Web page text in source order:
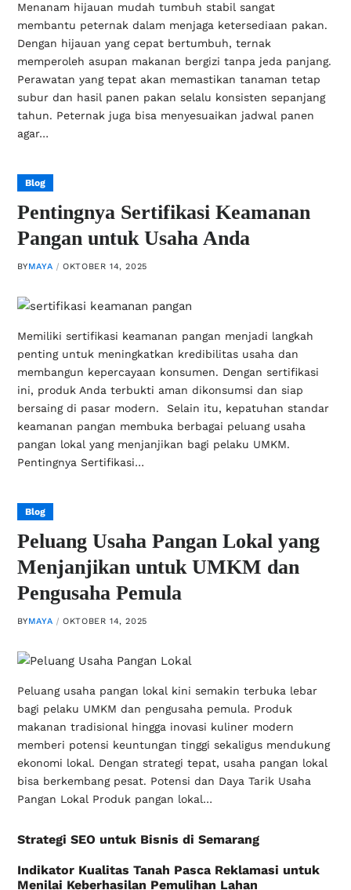
Menanam hijauan mudah tumbuh stabil sangat
membantu peternak dalam menjaga ketersediaan pakan.
Dengan hijauan yang cepat bertumbuh, ternak
memperoleh asupan makanan bergizi tanpa jeda panjang.
Perawatan yang tepat akan memastikan tanaman tetap
subur dan hasil panen pakan selalu konsisten sepanjang
tahun. Peternak juga bisa menyesuaikan jadwal panen
agar…
Blog
Pentingnya Sertifikasi Keamanan
Pangan untuk Usaha Anda
BYMAYA OKTOBER 14, 2025
Memiliki sertifikasi keamanan pangan menjadi langkah
penting untuk meningkatkan kredibilitas usaha dan
membangun kepercayaan konsumen. Dengan sertifikasi
ini, produk Anda terbukti aman dikonsumsi dan siap
bersaing di pasar modern. Selain itu, kepatuhan standar
keamanan pangan membuka berbagai peluang usaha
pangan lokal yang menjanjikan bagi pelaku UMKM.
Pentingnya Sertifikasi…
Blog
Peluang Usaha Pangan Lokal yang
Menjanjikan untuk UMKM dan
Pengusaha Pemula
BYMAYA OKTOBER 14, 2025
Peluang usaha pangan lokal kini semakin terbuka lebar
bagi pelaku UMKM dan pengusaha pemula. Produk
makanan tradisional hingga inovasi kuliner modern
memberi potensi keuntungan tinggi sekaligus mendukung
ekonomi lokal. Dengan strategi tepat, usaha pangan lokal
bisa berkembang pesat. Potensi dan Daya Tarik Usaha
Pangan Lokal Produk pangan lokal…
Strategi SEO untuk Bisnis di Semarang
Indikator Kualitas Tanah Pasca Reklamasi untuk
Menilai Keberhasilan Pemulihan Lahan